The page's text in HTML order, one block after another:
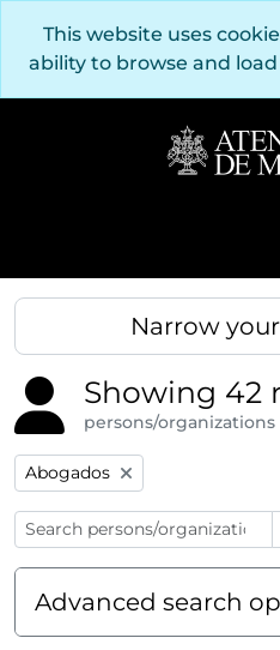
This website uses
ability to browse and
Narrow
Showing 42
persons/organizations
Remove filter:
Abogados
Advanced search